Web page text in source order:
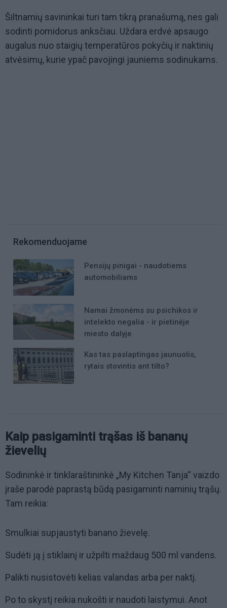
Šiltnamių savininkai turi tam tikrą pranašumą, nes gali
sodinti pomidorus anksčiau. Uždara erdvė apsaugo
augalus nuo staigių temperatūros pokyčių ir naktinių
atvėsimų, kurie ypač pavojingi jauniems sodinukams.
Rekomenduojame
Pensijų pinigai - naudotiems
automobiliams
Namai žmonėms su psichikos ir
intelekto negalia - ir pietinėje
miesto dalyje
Kas tas paslaptingas jaunuolis,
rytais stovintis ant tilto?
Kaip pasigaminti trąšas iš bananų
žievelių
Sodininkė ir tinklaraštininkė „My Kitchen Tanja“ vaizdo
įraše parodė paprastą būdą pasigaminti naminių trąšų.
Tam reikia:
Smulkiai supjaustyti banano žievelę.
Sudėti ją į stiklainį ir užpilti maždaug 500 ml vandens.
Palikti nusistovėti kelias valandas arba per naktį.
Po to skystį reikia nukošti ir naudoti laistymui. Anot